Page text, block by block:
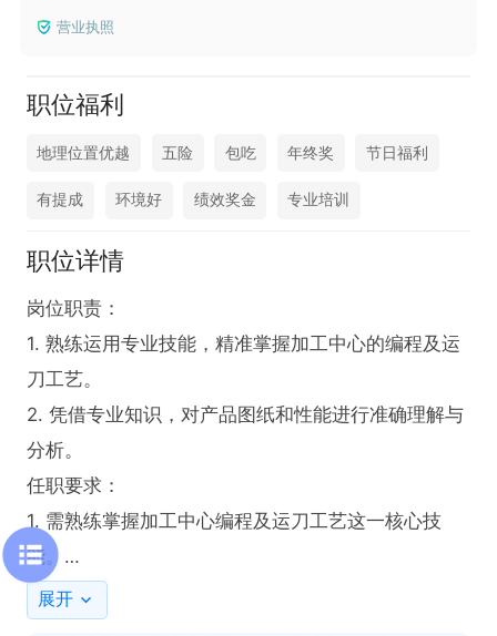
营业执照
职位福利
地理位置优越 五险 包吃 年终奖 节日福利
有提成 环境好 绩效奖金 专业培训
职位详情
岗位职责：
1. 熟练运用专业技能，精准掌握加工中心的编程及运
刀工艺。
2. 凭借专业知识，对产品图纸和性能进行准确理解与
分析。
任职要求：
1. 需熟练掌握加工中心编程及运刀工艺这一核心技
能。
2. 具备对产品图纸和性能的准确理解能力。
展开